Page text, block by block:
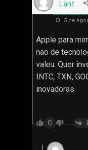
Lant
5 de
Apple para
nao de
valeu. Quer
INTC, TXN,
inovadoras
0